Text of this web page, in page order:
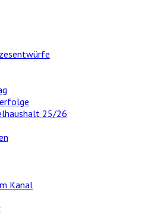
25/26
Kanal